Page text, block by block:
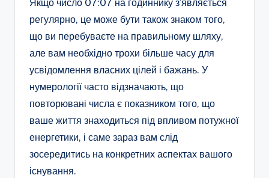
Якщо число 07:07 на годиннику з’являється
регулярно, це може бути також знаком того,
що ви перебуваєте на правильному шляху,
але вам необхідно трохи більше часу для
усвідомлення власних цілей і бажань. У
нумерології часто відзначають, що
повторювані числа є показником того, що
ваше життя знаходиться під впливом потужної
енергетики, і саме зараз вам слід
зосередитись на конкретних аспектах вашого
існування.